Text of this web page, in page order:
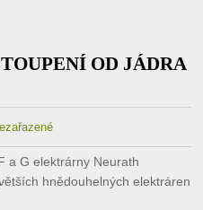
OD JÁDRA
a G elektrárny Neurath
hnědouhelných elektráren